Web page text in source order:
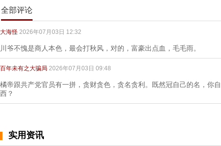
全部评论
大海怪 2026年07月03日 12:32
川爷不愧是商人本色，最会打秋风，对的，富豪出点血，毛毛雨。
百年未有之大骗局 2026年07月03日 09:48
橘帝跟共产党官员有一拼，贪财贪色，贪名贪利。既然冠自己的名，你
西？
实用资讯